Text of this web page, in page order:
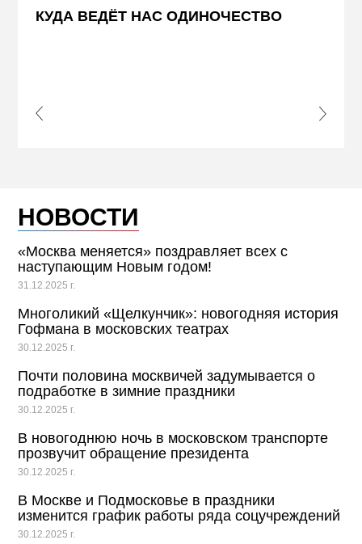
КУДА ВЕДЁТ НАС ОДИНОЧЕСТВО
Slide
Next
НОВОСТИ
«Москва меняется» поздравляет всех с
наступающим Новым годом!
31.12.2025 г.
Многоликий «Щелкунчик»: новогодняя история
Гофмана в московских театрах
30.12.2025 г.
Почти половина москвичей задумывается о
подработке в зимние праздники
30.12.2025 г.
В новогоднюю ночь в московском транспорте
прозвучит обращение президента
30.12.2025 г.
В Москве и Подмосковье в праздники
изменится график работы ряда соцучреждений
30.12.2025 г.